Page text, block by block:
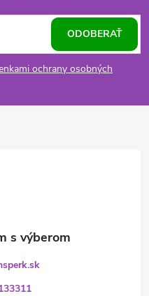
ochrany osobných
ODOBERAŤ